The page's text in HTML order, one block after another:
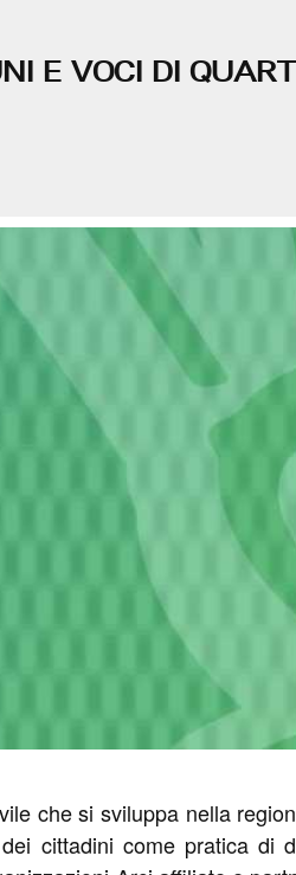
E VOCI DI
che si sviluppa nella
cittadini come pratica